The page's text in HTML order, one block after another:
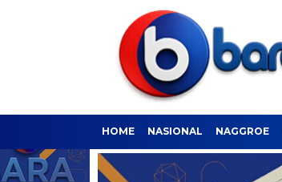
HOME NASIONAL NAGGROE